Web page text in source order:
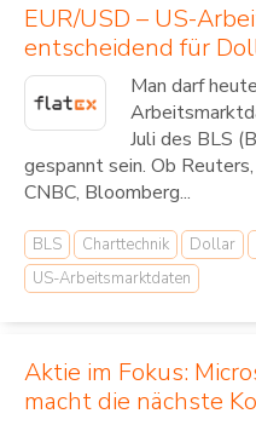
EUR/USD – US-
entscheidend für
Man darf
Juli des BLS
gespannt sein. Ob
CNBC, Bloomberg...
BLS Charttechnik Dollar
US-Arbeitsmarktdaten
Aktie im Fokus:
macht die nächste